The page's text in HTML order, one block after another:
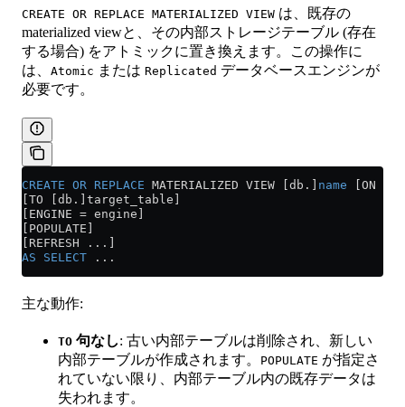
CREATE OR REPLACE MATERIALIZED VIEW は、既存の
materialized viewと、その内部ストレージテーブル (存在
する場合) をアトミックに置き換えます。この操作に
は、 Atomic または Replicated データベースエンジンが
必要です。
CREATE OR REPLACE MATERIALIZED VIEW [db.] name [ON
[TO [db.]target_table]
[ENGINE = engine]
[POPULATE]
[REFRESH ...]
AS SELECT ...
主な動作:
TO 句なし: 古い内部テーブルは削除され、新しい
内部テーブルが作成されます。
POPULATE が指定さ
れていない限り、内部テーブル内の既存データは
失われます。